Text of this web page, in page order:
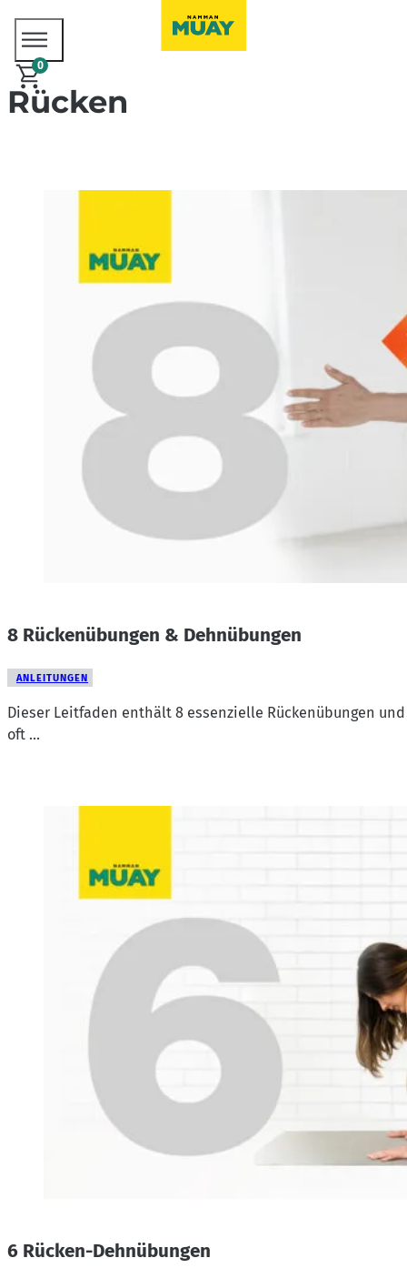
0
Rücken
8 Rückenübungen & Dehnübungen
ANLEITUNGEN
Dieser Leitfaden enthält 8 essenzielle Rückenübungen
oft …
6 Rücken-Dehnübungen